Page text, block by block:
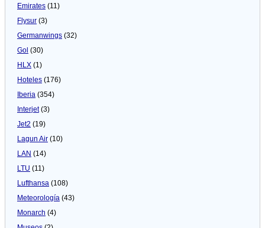
Emirates (11)
Flysur (3)
Germanwings (32)
Gol (30)
HLX (1)
Hoteles (176)
Iberia (354)
Interjet(3)
Jet2 (19)
Lagun Air (10)
LAN (14)
LTU (11)
Lufthansa (108)
Meteorologí­a (43)
Monarch (4)